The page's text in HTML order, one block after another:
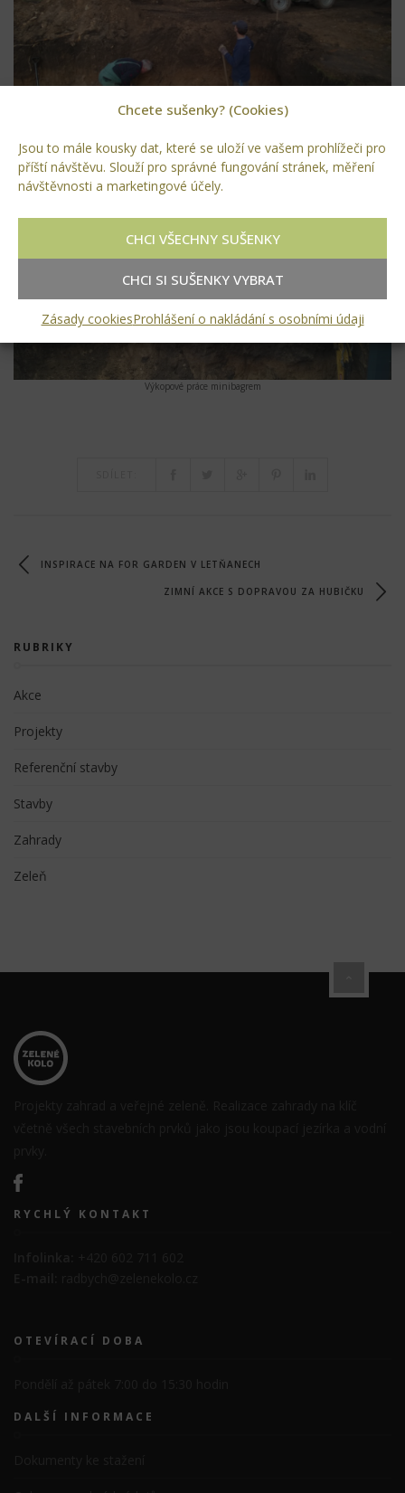
Chcete sušenky? (Cookies)
Jsou to mále kousky dat, které se uloží ve vašem prohlížeči pro
příští návštěvu. Slouží pro správné fungování stránek, měření
návštěvnosti a marketingové účely.
CHCI VŠECHNY SUŠENKY
CHCI SI SUŠENKY VYBRAT
Zásady cookiesProhlášení o nakládání s osobními údaji
Výkopové práce minibagrem
INSPIRACE NA FOR GARDEN V LETŇANECH
ZIMNÍ AKCE S DOPRAVOU ZA HUBIČKU
RUBRIKY
Akce
Projekty
Referenční stavby
Stavby
Zahrady
Zeleň
RYCHLÝ KONTAKT
OTEVÍRACÍ DOBA
DALŠÍ INFORMACE